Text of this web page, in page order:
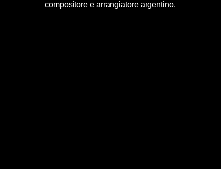
compositore e arrangiatore argentino.